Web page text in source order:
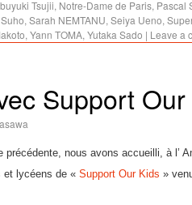
Tsujii, Notre-Dame de Paris, Pascal
, Sarah NEMTANU, Seiya Ueno,
, Yann TOMA, Yutaka Sado | Leave a
Support
précédente, nous avons accueilli, à l’
et lycéens de « Support Our Kids »